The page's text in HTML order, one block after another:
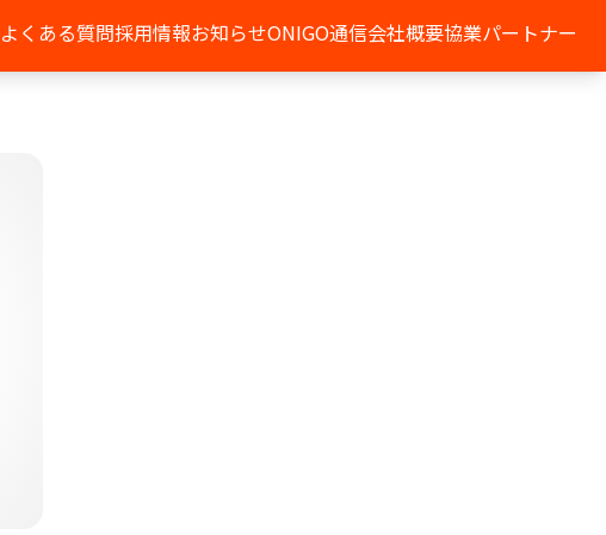
よくある質問採用情報お知らせONIGO通信会社概要協業パートナー